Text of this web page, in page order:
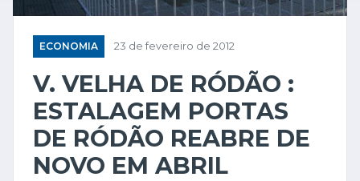
ECONOMIA 23 de fevereiro de 2012
V. VELHA DE RÓDÃO :
ESTALAGEM PORTAS
DE RÓDÃO REABRE DE
NOVO EM ABRIL